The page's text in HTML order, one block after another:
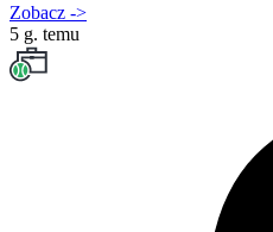
Zobacz ->
5 g. temu